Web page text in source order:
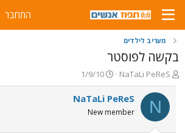
התחבר
מעריב לילדים
בקשה לפוסטר
פ
ו
ת
ח
ה
NaTaLi PeReS
פ
ו
ר
ם
1/9/10
N
NaTaLi PeReS
New member